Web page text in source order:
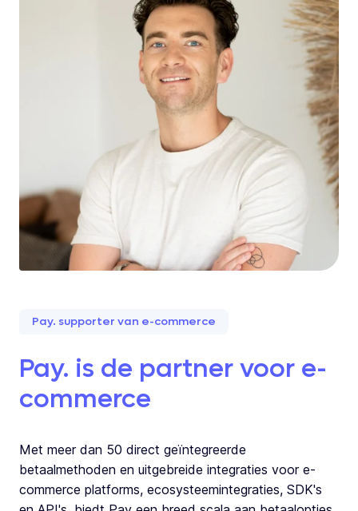
Pay. supporter van e-commerce
Pay. is de partner voor e-
commerce
Met meer dan 50 direct geïntegreerde
betaalmethoden en uitgebreide integraties voor e-
commerce platforms, ecosysteemintegraties, SDK's